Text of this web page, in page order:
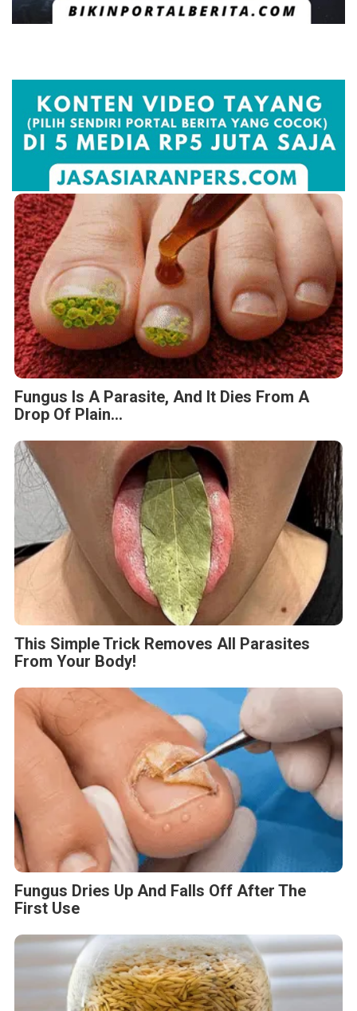
Fungus Is A Parasite, And It Dies From A
Drop Of Plain...
This Simple Trick Removes All Parasites
From Your Body!
Fungus Dries Up And Falls Off After The
First Use